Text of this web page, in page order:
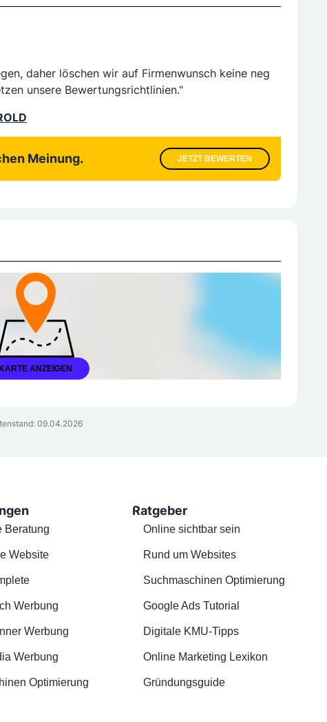
daher löschen wir auf Firmenwunsch keine neg
unsere Bewertungsrichtlinien."
Meinung. JETZT BEWERTEN
KARTE ANZEIGEN
09.04.2026
Beratung
Website
Werbung
Werbung
Werbung
Optimierung
Ratgeber
Online sichtbar sein
Rund um Websites
Suchmaschinen Optimierung
Google Ads Tutorial
Digitale KMU-Tipps
Online Marketing Lexikon
Gründungsguide